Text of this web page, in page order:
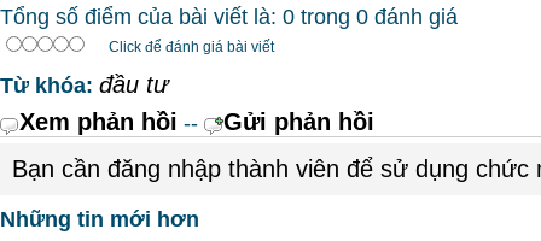
Tổng số điểm của bài viết là: 0 trong 0 đánh giá
Click để đánh giá bài viết
Từ khóa: đầu tư
Xem phản hồi --
Gửi phản hồi
Bạn cần đăng nhập thành viên để sử dụng chức
Những tin mới hơn